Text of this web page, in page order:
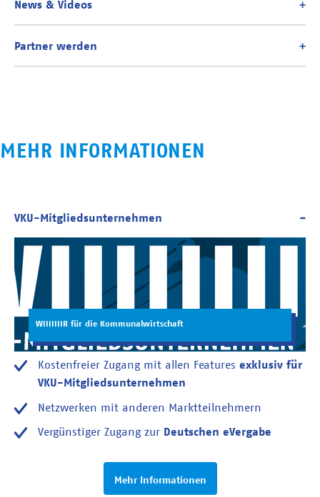
MEHR INFORMATIONEN
WIIIIIIIR für die Kommunalwirtschaft
Kostenfreier Zugang mit allen Features exklusiv für
VKU-Mitgliedsunternehmen
Netzwerken mit anderen Marktteilnehmern
Vergünstiger Zugang zur Deutschen eVergabe
Mehr Informationen